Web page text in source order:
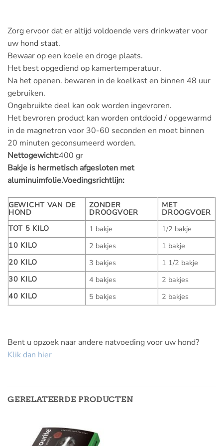
Zorg ervoor dat er altijd voldoende vers drinkwater voor
uw hond staat.
Bewaar op een koele en droge plaats.
Het best opgediend op kamertemperatuur.
Na het openen. bewaren in de koelkast en binnen 48 uur
gebruiken.
Ongebruikte deel kan ook worden ingevroren.
Het bevroren product kan worden ontdooid / opgewarmd
in de magnetron voor 30-60 seconden en moet binnen
20 minuten geconsumeerd worden.
Nettogewicht:400 gr
Bakje is hermetisch afgesloten met
aluminuimfolie.Voedingsrichtlijn:
GEWICHT VAN DE
HOND
ZONDER
DROOGVOER
MET
DROOGVOER
TOT 5 KILO
1 bakje
1/2 bakje
10 KILO
2 bakjes
1 bakje
20 KILO
3 bakjes
1 1/2 bakje
30 KILO
4 bakjes
2 bakjes
40 KILO
5 bakjes 2 bakjes
Bent u opzoek naar andere natvoeding voor uw hond?
Klik dan hier
GERELATEERDE PRODUCTEN